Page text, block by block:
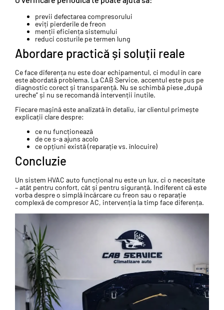
previi defectarea compresorului
eviți pierderile de freon
menții eficiența sistemului
reduci costurile pe termen lung
Abordare practică și soluții reale
Ce face diferența nu este doar echipamentul, ci modul în care
este abordată problema. La CAB Service, accentul este pus pe
diagnostic corect și transparență. Nu se schimbă piese „după
ureche” și nu se recomandă intervenții inutile.
Fiecare mașină este analizată în detaliu, iar clientul primește
explicații clare despre:
ce nu funcționează
de ce s-a ajuns acolo
ce opțiuni există (reparație vs. înlocuire)
Concluzie
Un sistem HVAC auto funcțional nu este un lux, ci o necesitate
– atât pentru confort, cât și pentru siguranță. Indiferent că este
vorba despre o simplă încărcare cu freon sau o reparație
complexă de compresor AC, intervenția la timp face diferența.